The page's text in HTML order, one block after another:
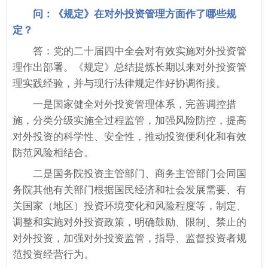
问：《规定》在对外投资管理方面作了哪些规
定？
答：党的二十届四中全会对有效实施对外投资管
理作出部署。《规定》总结提炼长期以来对外投资管
理实践经验，并与现行法律规定作好协调衔接。
一是国家健全对外投资管理体系，完善调控措
施，分类分级实施全过程监管，加强风险防控，提高
对外投资的科学性、安全性，推动投资便利化和有效
防范风险相结合。
二是国务院投资主管部门、商务主管部门会同国
务院其他有关部门根据国民经济和社会发展需要、有
关国家（地区）投资环境变化和风险程度等，制定、
调整和实施对外投资政策，明确鼓励、限制、禁止的
对外投资，加强对外投资监管，指导、监督投资者规
范投资经营行为。